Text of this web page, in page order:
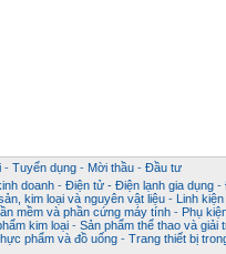
- Tuyển dụng - Mời thầu - Đầu tư
doanh - Điện tử - Điện lạnh gia dụng -
kim loại và nguyên vật liệu -
Linh
mềm và phần cứng máy tính - Phụ
kim loại - Sản phẩm thể thao và giải
phẩm và đồ uống - Trang thiết bị